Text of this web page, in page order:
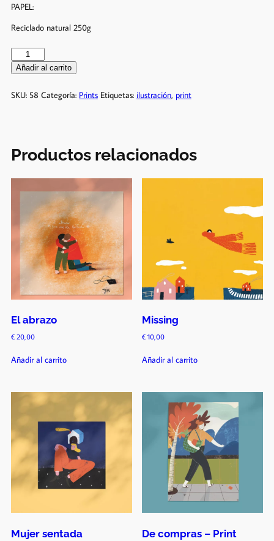
PAPEL:
Reciclado natural 250g
Añadir al carrito
SKU: 58 Categoría: Prints Etiquetas: ilustración, print
Productos relacionados
El abrazo
€20,00
Añadir al carrito
Missing
€10,00
Añadir al carrito
Mujer sentada De compras – Print